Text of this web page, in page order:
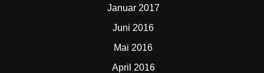
Januar 2017
Juni 2016
Mai 2016
April 2016